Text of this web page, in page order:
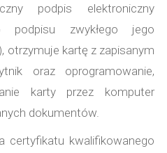
podpis elektroniczny
podpisu zwykłego jego
otrzymuje kartę z zapisanym
oraz oprogramowanie,
karty przez komputer
dokumentów.
certyfikatu kwalifikowanego